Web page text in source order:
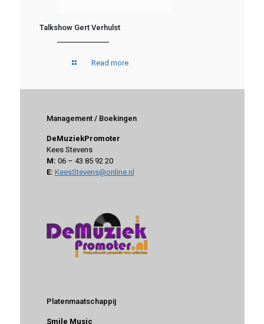
Talkshow Gert Verhulst
Read more
Management / Boekingen
DeMuziekPromoter
Kees Stevens
M: 06 – 43 85 92 20
E: KeesStevens@online.nl
Platenmaatschappij
Smile Music